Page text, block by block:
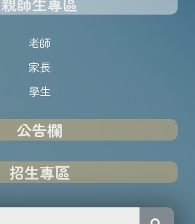
老師
家長
學生
公告欄
招生專區